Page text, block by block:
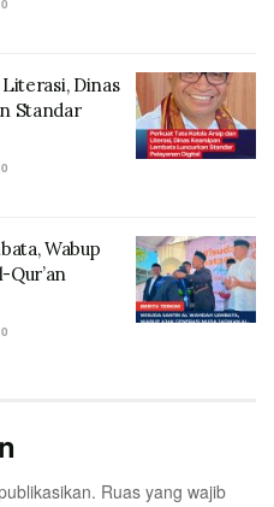
0
Dinas
Standar
0
Wabup
Qur’an
0
Ruas yang wajib